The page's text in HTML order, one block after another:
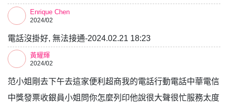
Enrique Chen
2024/02
電話沒掛好, 無法接通-2024.02.21 18:23
黃耀輝
2024/02
范小姐剛去下午去這家便利超商我的電話行動電話中華電信
中獎發票收銀員小姐問你怎麼列印他說很大聲很忙服務太度